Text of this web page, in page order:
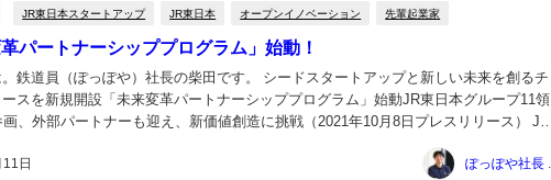
JR東日本スタートアップ JR東日本 オープンイノベーション 先輩起業家
革パートナーシッププログラム」始動！
日
。鉄道員（ぽっぽや）社長の柴田です。 シードスタートアップと新しい未来を創るチ
ースを新規開設「未来変革パートナーシッププログラム」始動JR東日本グループ11領
、外部パートナーも迎え、新価値創造に挑戦（2021年10月8日プレスリリース） JR